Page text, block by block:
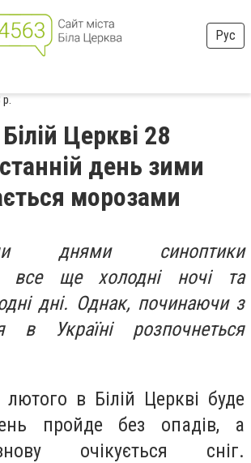
Рус
Церкві 28
день зими
морозами
днями синоптики
все ще холодні ночі та
дні. Однак, починаючи з
в Україні розпочнеться
лютого в Білій Церкві буде
пройде без опадів, а
очікується сніг.